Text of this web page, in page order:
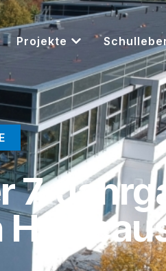
Projekte
7.